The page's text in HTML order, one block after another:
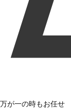
万が一の時もお任せ